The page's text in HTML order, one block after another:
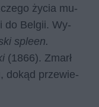
ży­cia mu­
do Bel­gii. Wy­
spleen.
(1866). Zmarł
do­kąd prze­wie­